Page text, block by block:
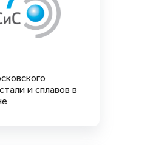
и сплавов в